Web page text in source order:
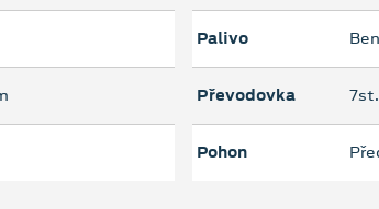
Palivo
Převodovka
Pohon